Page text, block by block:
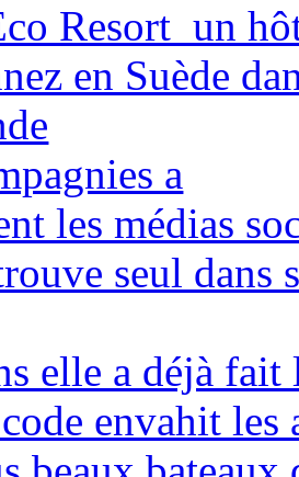
Resort un
en Suède
a
les médias
seul dans
elle a déjà
envahit les